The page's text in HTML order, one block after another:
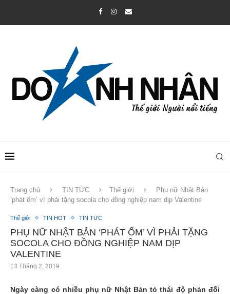
Trang chủ TIN TỨC Thế giới
Phụ nữ Nhật Bản
‘phát ốm’ vì phải tặng socola cho đồng nghiệp nam dịp Valentine
Thế giới TIN HOT TIN TỨC
PHỤ NỮ NHẬT BẢN ‘PHÁT ỐM’ VÌ PHẢI TẶNG
SOCOLA CHO ĐỒNG NGHIỆP NAM DỊP
VALENTINE
13 Tháng 2, 2019
Ngày càng có nhiều phụ nữ Nhật Bản tỏ thái độ phản đối